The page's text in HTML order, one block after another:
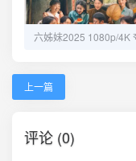
上一篇
评论 (0)